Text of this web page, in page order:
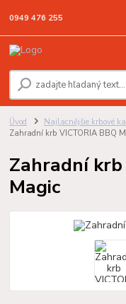
0949 476 255
Úvod Najlacnějšie krbové
Zahradní krb VICTORIA BBQ
Zahradní krb
Magic